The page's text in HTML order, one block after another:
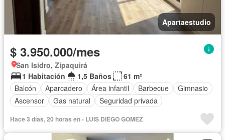
Apartaestudio
$ 3.950.000/mes
San Isidro, Zipaquirá
1 Habitación
1,5 Baños
61 m²
Balcón
Aparcadero Área infantil Barbecue
Gimnasio
Ascensor
Gas natural Seguridad privada
Hace 3 días, 20 horas en - LUIS DIEGO GOMEZ